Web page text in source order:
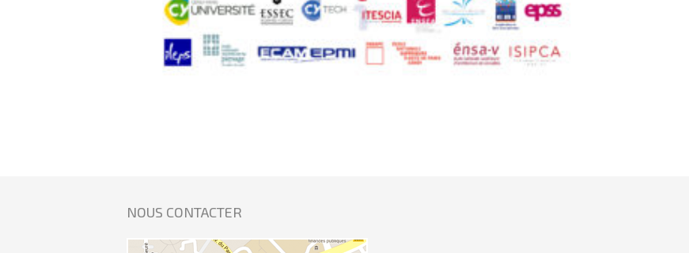
NOUS CONTACTER